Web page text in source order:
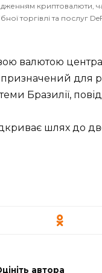
криптовалюти,
торгівлі та послуг
валютою
призначений
Бразилії,
шлях до
автора